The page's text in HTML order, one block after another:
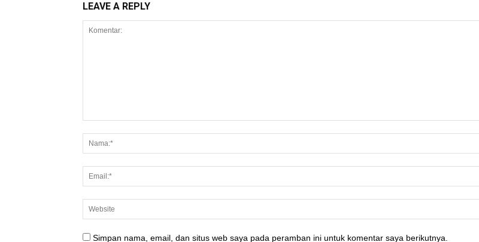
LEAVE A REPLY
Simpan nama, email, dan situs web saya pada peramban ini untuk komentar saya berikutnya.